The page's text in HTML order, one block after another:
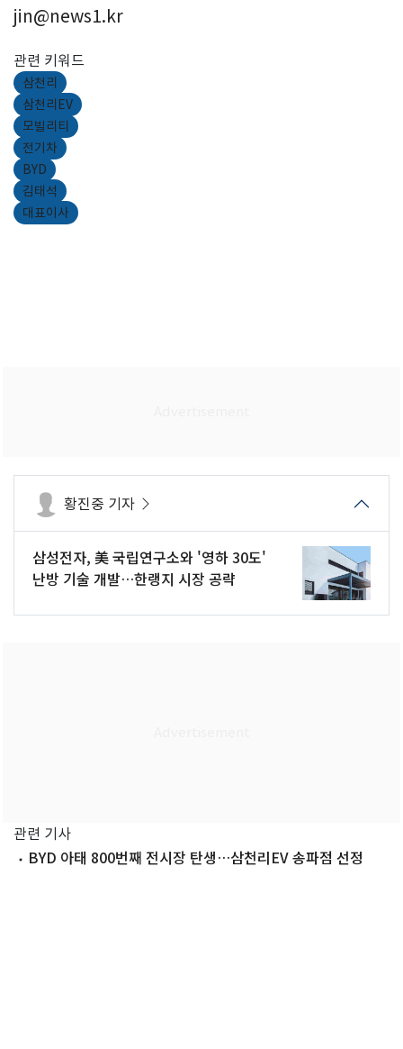
jin@news1.kr
관련 키워드
삼천리
삼천리EV
모빌리티
전기차
BYD
김태석
대표이사
황진중 기자
삼성전자, 美 국립연구소와 '영하 30도'
난방 기술 개발…한랭지 시장 공략
관련 기사
BYD 아태 800번째 전시장 탄생…삼천리EV 송파점 선정